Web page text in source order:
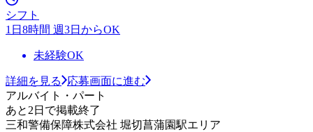
シフト
1日8時間 週3日からOK
未経験OK
詳細を見る
応募画面に進む
アルバイト・パート
あと2日で掲載終了
三和警備保障株式会社 堀切菖蒲園駅エリア